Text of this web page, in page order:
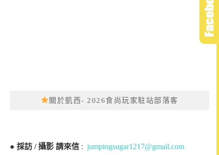
關於凱西- 2026食尚玩家駐站部落客
● 採訪 / 攝影 請來信 : jumpingsugar1217@gmail.com